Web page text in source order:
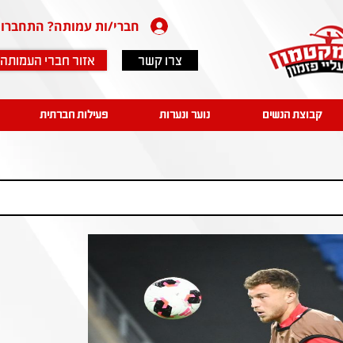
חברי/ות עמותה? התחברו
אזור חברי העמותה צרו קשר
קבוצת הנשים נוער ונערות פעילות חברתית